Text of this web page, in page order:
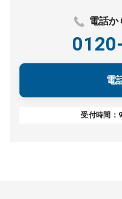
電話か
電
受付時間：